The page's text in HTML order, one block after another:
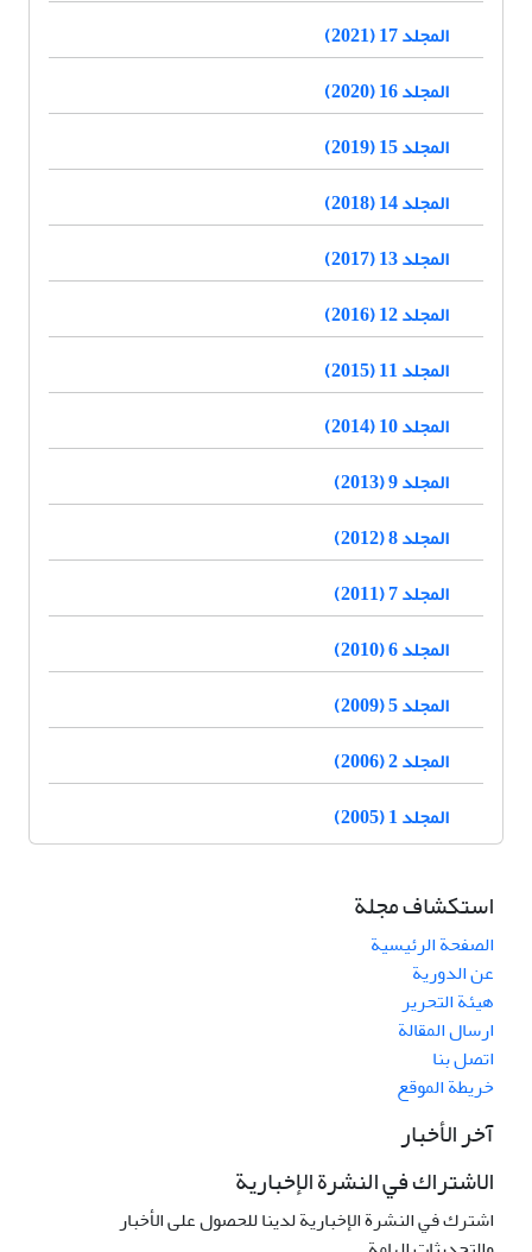
المجلد 17 (2021)
المجلد 16 (2020)
المجلد 15 (2019)
المجلد 14 (2018)
المجلد 13 (2017)
المجلد 12 (2016)
المجلد 11 (2015)
المجلد 10 (2014)
المجلد 9 (2013)
المجلد 8 (2012)
المجلد 7 (2011)
المجلد 6 (2010)
المجلد 5 (2009)
المجلد 2 (2006)
المجلد 1 (2005)
استكشاف مجلة
الصفحة الرئيسية
عن الدورية
هيئة التحرير
ارسال المقالة
اتصل بنا
خريطة الموقع
آخر الأخبار
الاشتراك في النشرة الإخبارية
اشترك في النشرة الإخبارية لدينا للحصول على الأخبار